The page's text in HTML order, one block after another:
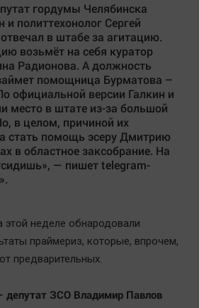
гордумы Челябинска
и политтехонолог Сергей
в штабе за агитацию.
возьмёт на себя куратор
Радионова. А должность
помощница Бурматова –
официальной версии Галкин и
место в штате из-за большой
в целом, причиной их
стать помощь эсеру Дмитрию
в областное заксобрание. На
— пишет telegram-
этой неделе обнародовали
праймериз, которые, впрочем,
предварительных.
депутат ЗСО Владимир Павлов